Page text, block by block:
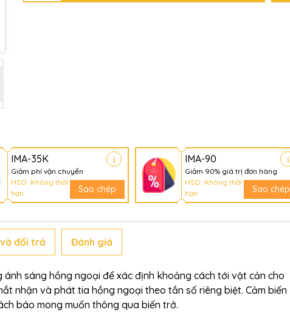
IMA-35K
Giảm phí vận chuyển
HSD: Không thời
hạn
Sao chép
IMA-90
Giảm 90% giá trị đơn hàng
HSD: Không thời
hạn
Sao chép
đổi trả Đánh giá
ánh sáng hồng ngoại để xác định khoảng cách tới vật cản cho
nhận và phát tia hồng ngoại theo tần số riêng biệt. Cảm biến
báo mong muốn thông qua biến trở.